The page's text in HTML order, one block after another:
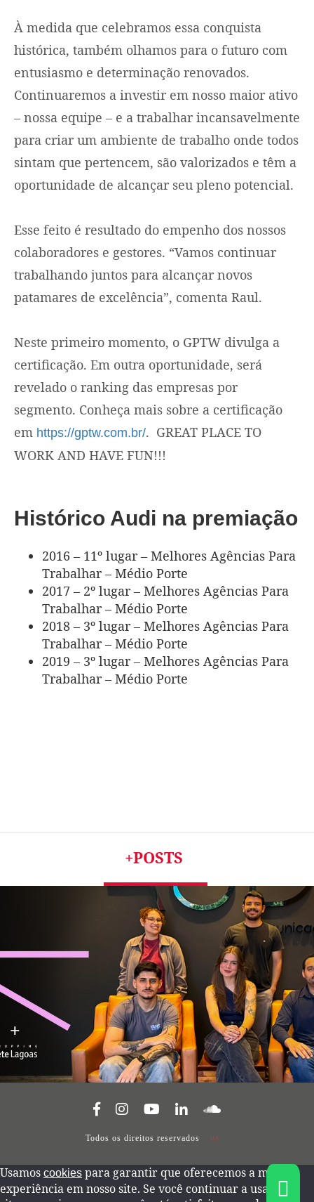
À medida que celebramos essa conquista
histórica, também olhamos para o futuro com
entusiasmo e determinação renovados.
Continuaremos a investir em nosso maior ativo
– nossa equipe – e a trabalhar incansavelmente
para criar um ambiente de trabalho onde todos
sintam que pertencem, são valorizados e têm a
oportunidade de alcançar seu pleno potencial.
Esse feito é resultado do empenho dos nossos
colaboradores e gestores. “Vamos continuar
trabalhando juntos para alcançar novos
patamares de excelência”, comenta Raul.
Neste primeiro momento, o GPTW divulga a
certificação. Em outra oportunidade, será
revelado o ranking das empresas por
segmento. Conheça mais sobre a certificação
em https://gptw.com.br/. GREAT PLACE TO
WORK AND HAVE FUN!!!
Histórico Audi na premiação
2016 – 11º lugar – Melhores Agências Para
Trabalhar – Médio Porte
2017 – 2º lugar – Melhores Agências Para
Trabalhar – Médio Porte
2018 – 3º lugar – Melhores Agências Para
Trabalhar – Médio Porte
2019 – 3º lugar – Melhores Agências Para
Trabalhar – Médio Porte
+POSTS
Todos os direitos reservados
Usamos cookies para garantir que oferecemos a melhor
experiência em nosso site. Se você continuar a usar este